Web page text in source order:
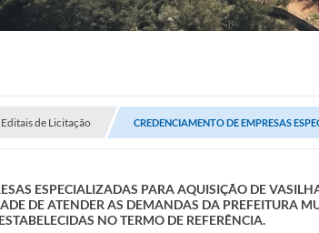
Editais de Licitação CREDENCIAMENTO DE EMPRESAS
ESPECIALIZADAS PARA AQUISIÇÃO DE
DE ATENDER AS DEMANDAS DA PREFEITURA
NO TERMO DE REFERÊNCIA.